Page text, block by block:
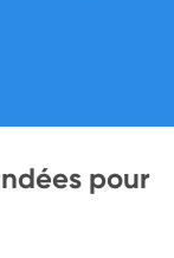
pour